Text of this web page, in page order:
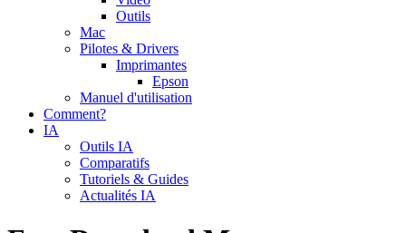
Outils
Mac
Pilotes & Drivers
Imprimantes
Epson
Manuel d'utilisation
Comment?
IA
Outils IA
Comparatifs
Tutoriels & Guides
Actualités IA